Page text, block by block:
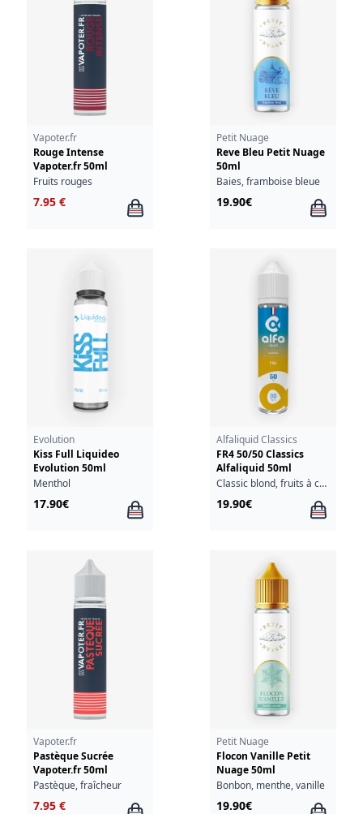
Vapoter.fr
Rouge Intense
Vapoter.fr 50ml
Fruits rouges
7.95 €
Petit Nuage
Reve Bleu Petit Nuage
50ml
Baies, framboise bleue
19.90€
Evolution
Kiss Full Liquideo
Evolution 50ml
Menthol
17.90€
Alfaliquid Classics
FR4 50/50 Classics
Alfaliquid 50ml
Classic blond, fruits à coque
19.90€
Vapoter.fr
Pastèque Sucrée
Vapoter.fr 50ml
Pastèque, fraîcheur
7.95 €
Petit Nuage
Flocon Vanille Petit
Nuage 50ml
Bonbon, menthe, vanille
19.90€